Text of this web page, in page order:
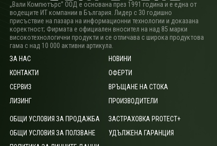
„Вали Компютърс” ООД е основана през 1991 година и е една от
водещите ИТ компании в България. Лидер с 30 годишно
присъствие на пазара на информационни технологии и доказана
коректност; Фирмата е официален вносител на над 85 марки
високотехнологични продукти и се отличава с широка продуктова
гама с над 10 000 активни артикула.
ЗА НАС
КОНТАКТИ
СЕРВИЗ
ЛИЗИНГ
НОВИНИ
ОФЕРТИ
ВРЪЩАНЕ НА СТОКА
ПРОИЗВОДИТЕЛИ
ОБЩИ УСЛОВИЯ ЗА ПРОДАЖБА
ОБЩИ УСЛОВИЯ ЗА ПОЛЗВАНЕ
ЗАСТРАХОВКА PROTECT+
УДЪЛЖЕНА ГАРАНЦИЯ